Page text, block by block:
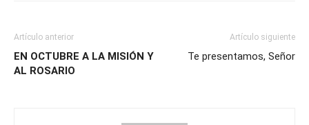
Artículo anterior
EN OCTUBRE A LA MISIÓN Y
AL ROSARIO
Artículo siguiente
Te presentamos, Señor